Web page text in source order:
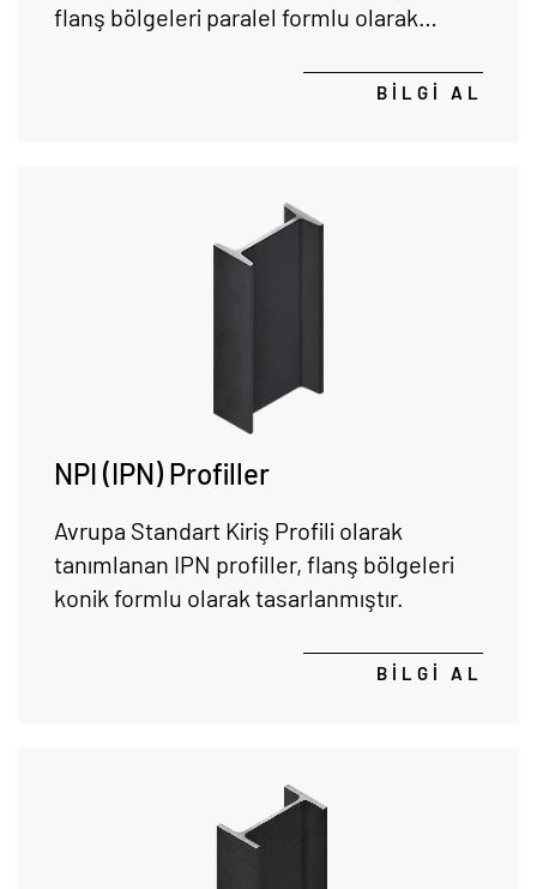
flanş bölgeleri paralel formlu olarak
BİLGİ AL
NPI (IPN) Profiller
Avrupa Standart Kiriş Profili olarak
tanımlanan IPN profiller, flanş bölgeleri
konik formlu olarak tasarlanmıştır.
BİLGİ AL